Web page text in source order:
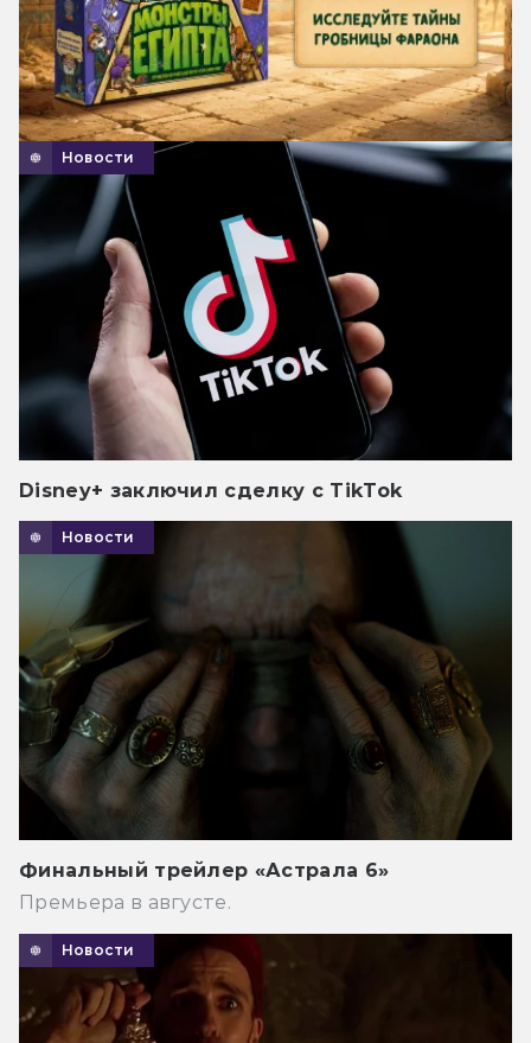
Новости
Disney+ заключил сделку с TikTok
Новости
Финальный трейлер «Астрала 6»
Премьера в августе.
Новости